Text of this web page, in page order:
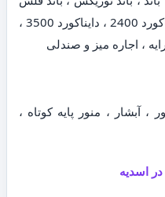
خور ، ساب ، دایناکورد 1800 ، دایناکورد 2400 ، دایناکورد 3500 ،
، اجاره میز و صندلی
آبشار ، منور پایه کوتاه ،
اسدیه